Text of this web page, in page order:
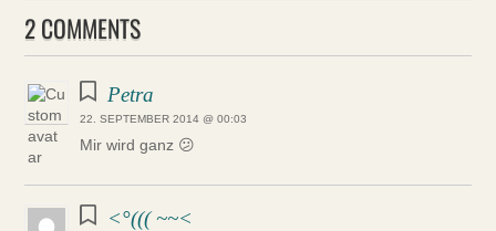
2 COMMENTS
Petra
22. SEPTEMBER 2014 @ 00:03
Mir wird ganz 😕
<°((( ~~<